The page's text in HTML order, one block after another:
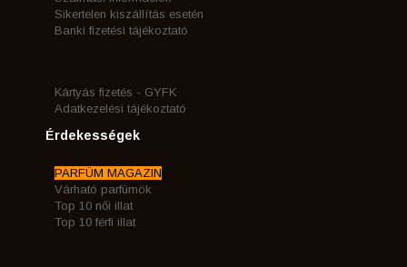
Sikertelen kiszállítás esetén
Banki fizetési tájékoztató
Kártyás fizetés - GYFK
Adatkezelési tájékoztató
Érdekességek
PARFÜM MAGAZIN
Várható parfümök
Top 10 női illat
Top 10 férfi illat